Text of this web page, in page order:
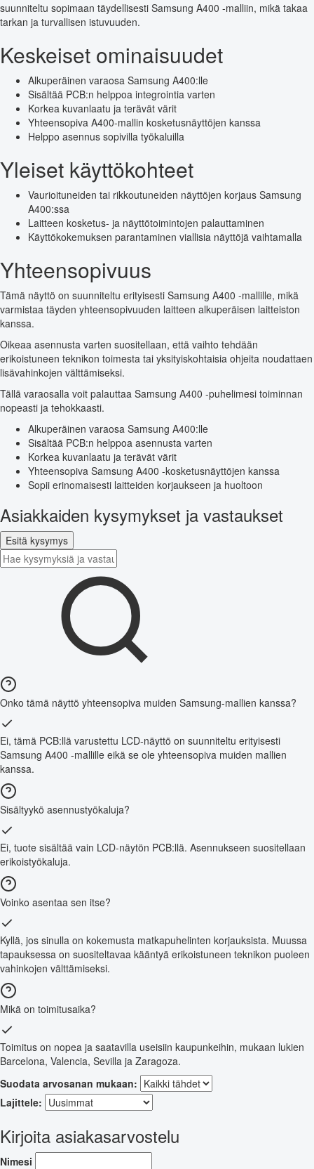
suunniteltu sopimaan täydellisesti Samsung A400 -malliin, mikä takaa
tarkan ja turvallisen istuvuuden.
Keskeiset ominaisuudet
Alkuperäinen varaosa Samsung A400:lle
Sisältää PCB:n helppoa integrointia varten
Korkea kuvanlaatu ja terävät värit
Yhteensopiva A400-mallin kosketusnäyttöjen kanssa
Helppo asennus sopivilla työkaluilla
Yleiset käyttökohteet
Vaurioituneiden tai rikkoutuneiden näyttöjen korjaus Samsung
A400:ssa
Laitteen kosketus- ja näyttötoimintojen palauttaminen
Käyttökokemuksen parantaminen viallisia näyttöjä vaihtamalla
Yhteensopivuus
Tämä näyttö on suunniteltu erityisesti Samsung A400 -mallille, mikä
varmistaa täyden yhteensopivuuden laitteen alkuperäisen laitteiston
kanssa.
Oikeaa asennusta varten suositellaan, että vaihto tehdään
erikoistuneen teknikon toimesta tai yksityiskohtaisia ohjeita noudattaen
lisävahinkojen välttämiseksi.
Tällä varaosalla voit palauttaa Samsung A400 -puhelimesi toiminnan
nopeasti ja tehokkaasti.
Alkuperäinen varaosa Samsung A400:lle
Sisältää PCB:n helppoa asennusta varten
Korkea kuvanlaatu ja terävät värit
Yhteensopiva Samsung A400 -kosketusnäyttöjen kanssa
Sopii erinomaisesti laitteiden korjaukseen ja huoltoon
Asiakkaiden kysymykset ja vastaukset
Esitä kysymys
Onko tämä näyttö yhteensopiva muiden Samsung-mallien kanssa?
Ei, tämä PCB:llä varustettu LCD-näyttö on suunniteltu erityisesti
Samsung A400 -mallille eikä se ole yhteensopiva muiden mallien
kanssa.
Sisältyykö asennustyökaluja?
Ei, tuote sisältää vain LCD-näytön PCB:llä. Asennukseen suositellaan
erikoistyökaluja.
Voinko asentaa sen itse?
Kyllä, jos sinulla on kokemusta matkapuhelinten korjauksista. Muussa
tapauksessa on suositeltavaa kääntyä erikoistuneen teknikon puoleen
vahinkojen välttämiseksi.
Mikä on toimitusaika?
Toimitus on nopea ja saatavilla useisiin kaupunkeihin, mukaan lukien
Barcelona, Valencia, Sevilla ja Zaragoza.
Suodata arvosanan mukaan:
Lajittele:
Kirjoita asiakasarvostelu
Nimesi